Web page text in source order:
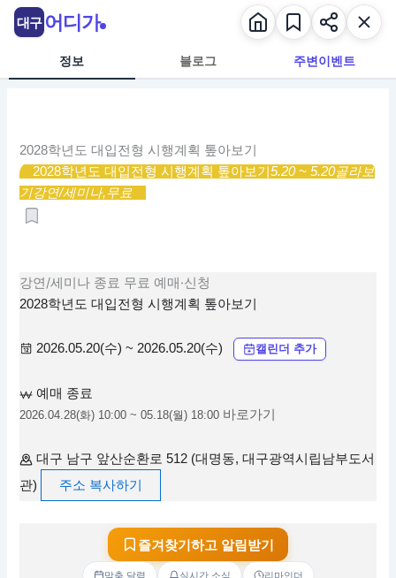
정보 블로그 주변이벤트
2028학년도 대입전형 시행계획 톺아보기
2028학년도 대입전형 시행계획 톺아보기5.20 ~ 5.20골라보
기강연/세미나,무료
강연/세미나 종료 무료 예매·신청
2028학년도 대입전형 시행계획 톺아보기
2026.05.20(수) ~ 2026.05.20(수) 캘린더 추가
예매 종료
2026.04.28(화) 10:00 ~ 05.18(월) 18:00 바로가기
대구 남구 앞산순환로 512 (대명동, 대구광역시립남부도서
관)
주소 복사하기
즐겨찾기하고 알림받기
맞춤 달력 실시간 소식 리마인더
대구 어디가